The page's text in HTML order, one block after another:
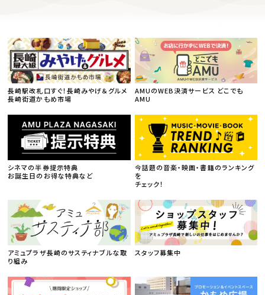
長崎駅改札口すぐ！長崎みやげ＆グルメ
長崎街道かもめ市場
AMUのWEB決済サービス どこでも
AMU
シネマの半券提示特典
お誕生日のお得な特典など
今話題の音楽・映画・書籍のランキング
を
チェック！
アミュプラザ長崎のサスティナブルな取
り組み
スタッフ募集中